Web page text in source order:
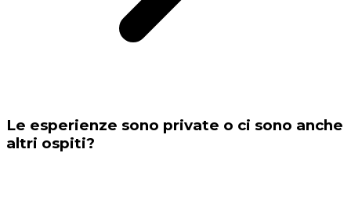
Le esperienze sono private o ci sono anche
altri ospiti?